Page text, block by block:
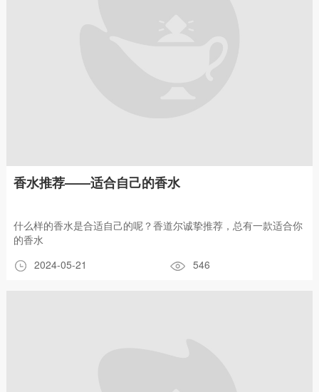
香水推荐——适合自己的香水
什么样的香水是合适自己的呢？香道尔诚挚推荐，总有一款适合你
的香水
2024-05-21
546